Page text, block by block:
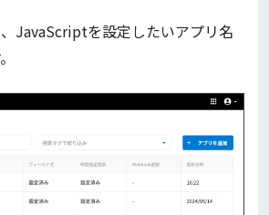
JavaScriptを設定したいアプリ名